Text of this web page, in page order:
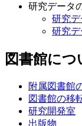
研究データ
研究
研究
図書館につ
附属図書館
図書館の移
研究開発室
出版物